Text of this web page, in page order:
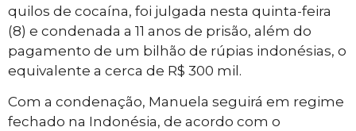
quilos de cocaína, foi julgada nesta quinta-feira
(8) e condenada a 11 anos de prisão, além do
pagamento de um bilhão de rúpias indonésias, o
equivalente a cerca de R$ 300 mil.
Com a condenação, Manuela seguirá em regime
fechado na Indonésia, de acordo com o